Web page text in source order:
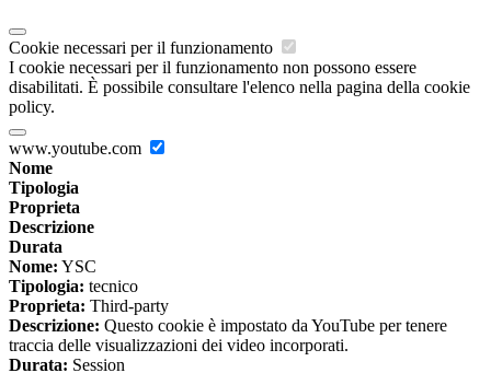
Cookie necessari per il funzionamento
I cookie necessari per il funzionamento non possono essere
disabilitati. È possibile consultare l'elenco nella pagina della cookie
policy.
www.youtube.com
Nome
Tipologia
Proprieta
Descrizione
Durata
Nome: YSC
Tipologia: tecnico
Proprieta: Third-party
Descrizione: Questo cookie è impostato da YouTube per tenere
traccia delle visualizzazioni dei video incorporati.
Durata: Session